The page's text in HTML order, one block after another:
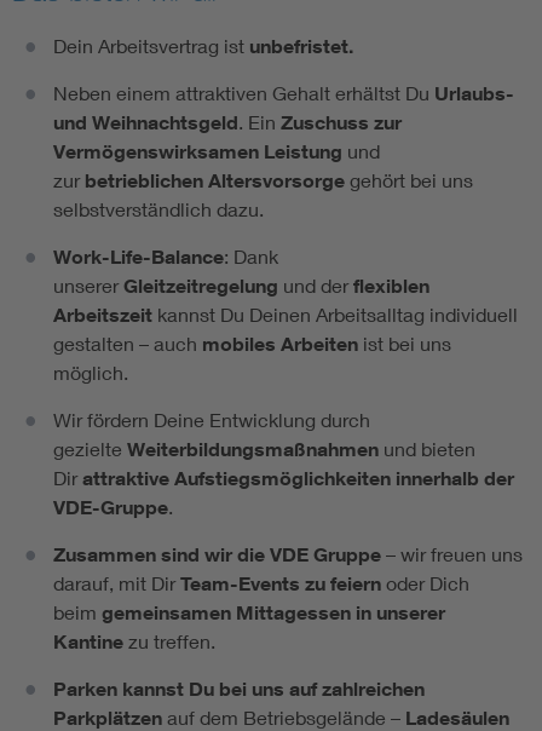
Dein Arbeitsvertrag ist unbefristet.
Neben einem attraktiven Gehalt erhältst Du Urlaubs-
und Weihnachtsgeld. Ein Zuschuss zur
Vermögenswirksamen Leistung und
zur betrieblichen Altersvorsorge gehört bei uns
selbstverständlich dazu.
Work-Life-Balance: Dank
unsererGleitzeitregelung und derflexiblen
Arbeitszeit kannst Du Deinen Arbeitsalltag individuell
gestalten – auch mobiles Arbeiten ist bei uns
möglich.
Wir fördern Deine Entwicklung durch
gezielte Weiterbildungsmaßnahmen und bieten
Dirattraktive Aufstiegsmöglichkeiten innerhalb der
VDE-Gruppe.
Zusammen sind wir die VDE Gruppe – wir freuen uns
darauf, mit DirTeam-Events zu feiern oder Dich
beim gemeinsamen Mittagessen in unserer
Kantine zu treffen.
Parken kannst Du bei uns auf zahlreichen
Parkplätzen auf dem Betriebsgelände – Ladesäulen